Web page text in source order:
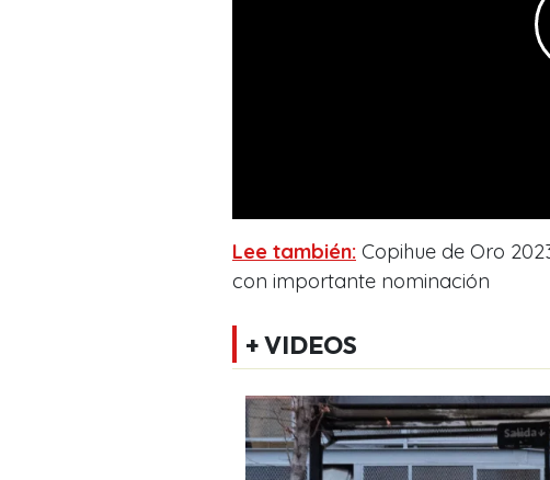
Lee también: Copihue de Oro
con importante nominación
+ VIDEOS